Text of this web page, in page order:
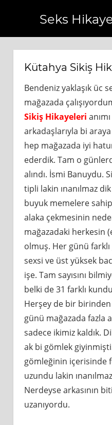
Seks
Kütahya Sikiş
Bendeniz yaklaşık üc
mağazada
Sikiş Hikayeleri
arkadaşlarıyla bi
hep mağazada iyi
ederdik. Tam o
alındı. İsmi Banuydu.
tipli lakin ınanılmaz
buyuk memelere
alaka çekmesinin
mağazadaki herkesin
olmuş. Her günü
sexsi ve üst yüksek
işe. Tam sayısını
belki de 31 farklı
Herşey de bir birinden
günü mağazada fazla
sadece ikimiz kaldık.
ak bi gömlek
gömleğinin içerisinde
uzundu lakin
Nerdeyse arkasının
uzanıyordu.